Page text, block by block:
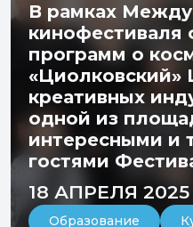
В рамках
кинофестиваля
программ о
«Циолковский»
креативных
одной из
интересными и
гостями
18 АПРЕЛЯ 2025
Образование